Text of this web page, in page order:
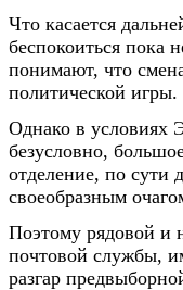
Что касается
беспокоиться пока
понимают, что
политической игры.
Однако в условиях
безусловно,
отделение, по сути
своеобразным
Поэтому рядовой и
почтовой службы,
разгар